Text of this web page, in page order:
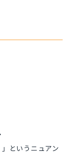
というニュアン